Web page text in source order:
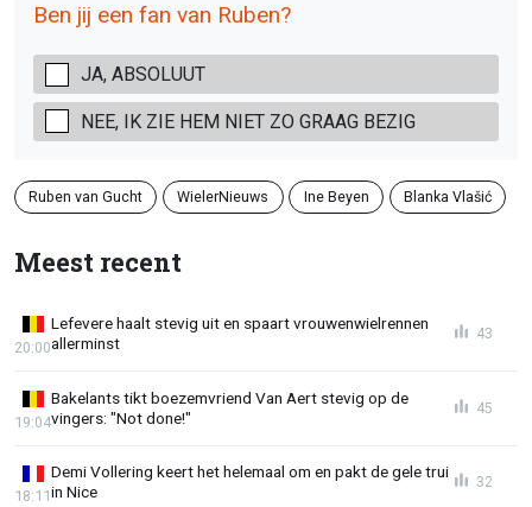
Ben jij een fan van Ruben?
JA, ABSOLUUT
NEE, IK ZIE HEM NIET ZO GRAAG BEZIG
Ruben van Gucht WielerNieuws Ine Beyen Blanka Vlašić
Meest recent
Lefevere haalt stevig uit en spaart vrouwenwielrennen
allerminst
20:00
43
Bakelants tikt boezemvriend Van Aert stevig op de
vingers: "Not done!"
19:04
45
Demi Vollering keert het helemaal om en pakt de gele trui
in Nice
18:11
32